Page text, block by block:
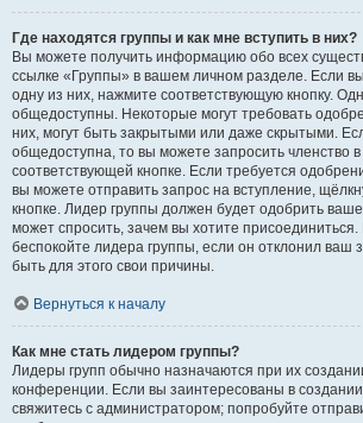
Где находятся группы и как мне вступить в них?
Вы можете получить информацию обо всех
ссылке «Группы» в вашем личном разделе. Если вы
одну из них, нажмите соответствующую кнопку.
общедоступны. Некоторые могут требовать
них, могут быть закрытыми или даже скрытыми.
общедоступна, то вы можете запросить членство
соответствующей кнопке. Если требуется
вы можете отправить запрос на вступление,
кнопке. Лидер группы должен будет одобрить ваше
может спросить, зачем вы хотите
беспокойте лидера группы, если он отклонил ваш
быть для этого свои причины.
Вернуться к началу
Как мне стать лидером группы?
Лидеры групп обычно назначаются при их
конференции. Если вы заинтересованы в
свяжитесь с администратором; попробуйте